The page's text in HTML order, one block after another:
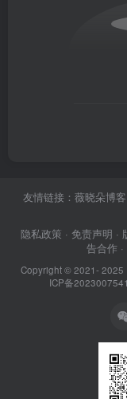
友情链接： 薇晓朵博客
隐私政策 · 免责声明 ·
告合作
Copyright © 2021- 2025 ·
ICP备